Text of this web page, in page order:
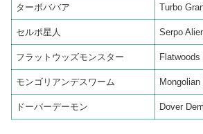
ターボババア Turbo
セルポ星人 Serpo
フラットウッズモンスター
モンゴリアンデスワーム
ドーバーデーモン Dover